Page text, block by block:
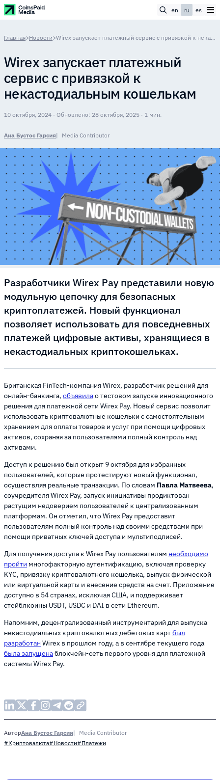
en ru es
Главная>Новости> Wirex запускает платежный сервис с привязкой к некастодиальным кошелькам
Wirex запускает платежный
сервис с привязкой к
некастодиальным кошелькам
10 октября, 2024 · Обновлено: 28 октября, 2025 · 1 мин.
Ана Бустос Гарсия Media Contributor
Разработчики Wirex Pay представили новую
модульную цепочку для безопасных
криптоплатежей. Новый функционал
позволяет использовать для повседневных
платежей цифровые активы, хранящиеся в
некастодиальных криптокошельках.
Британская FinTech-компания Wirex, разработчик решений для
онлайн-банкинга, объявилао тестовом запуске инновационного
решения для платежной сети Wirex Pay. Новый сервис позволит
использовать криптовалютные кошельки с самостоятельным
хранением для оплаты товаров и услуг при помощи цифровых
активов, сохраняя за пользователями полный контроль над
активами.
Доступ к решению был открыт 9 октября для избранных
пользователей, которые протестируют новый функционал,
осуществляя реальные транзакции. По словам Павла Матвеева,
соучредителя Wirex Pay, запуск инициативы продиктован
растущим недоверием пользователей к централизованным
платформам. Он отметил, что Wirex Pay предоставит
пользователям полный контроль над своими средствами при
помощи приватных ключей доступа и мультиподписей.
Для получения доступа к Wirex Pay пользователям необходимо
пройти многофакторную аутентификацию, включая проверку
KYC, привязку криптовалютного кошелька, выпуск физической
или виртуальной карты и внесение средств на счет. Приложение
доступно в 54 странах, исключая США, и поддерживает
стейблкоины USDT, USDC и DAI в сети Ethereum.
Напомним, децентрализованный инструментарий для выпуска
некастодиальных криптовалютных дебетовых картбыл
разработан Wirex в прошлом году, а в сентябре текущего года
была запущенаблокчейн-сеть первого уровня для платежной
системы Wirex Pay.
АвторАна Бустос Гарсия
Media Contributor
#Криптовалюта#Новости#Платежи